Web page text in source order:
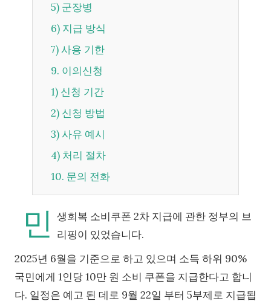
5) 군장병
6) 지급 방식
7) 사용 기한
9. 이의신청
1) 신청 기간
2) 신청 방법
3) 사유 예시
4) 처리 절차
10. 문의 전화
민 생회복 소비쿠폰 2차 지급에 관한 정부의 브
리핑이 있었습니다.
2025년 6월을 기준으로 하고 있으며 소득 하위 90%
국민에게 1인당 10만 원 소비 쿠폰을 지급한다고 합니
다. 일정은 예고 된 데로 9월 22일 부터 5부제로 지급됩